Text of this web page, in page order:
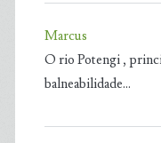
Marcus
O rio Potengi ,
balneabilidade…